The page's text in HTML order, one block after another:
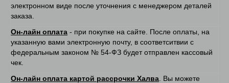
электронном виде после уточнения с менеджером деталей
заказа.
Он-лайн оплата - при покупке на сайте. После оплаты, на
указанную вами электронную почту, в соответситвии с
федеральным законом № 54-ФЗ будет отправлен кассовый
чек.
Он-лайн оплата картой рассрочки Халва . Вы можете